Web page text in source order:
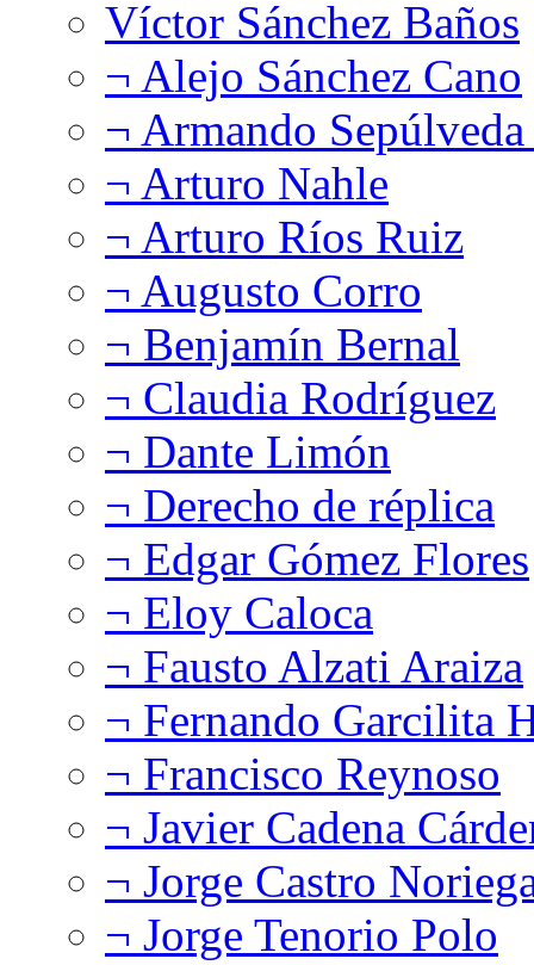
Víctor Sánchez Baños
¬ Alejo Sánchez Cano
¬ Armando
¬ Arturo Nahle
¬ Arturo Ríos Ruiz
¬ Augusto Corro
¬ Benjamín Bernal
¬ Claudia Rodríguez
¬ Dante Limón
¬ Derecho de réplica
¬ Edgar Gómez Flores
¬ Eloy Caloca
¬ Fausto Alzati Araiza
¬ Fernando Garcilita
¬ Francisco Reynoso
¬ Javier Cadena
¬ Jorge Castro
¬ Jorge Tenorio Polo